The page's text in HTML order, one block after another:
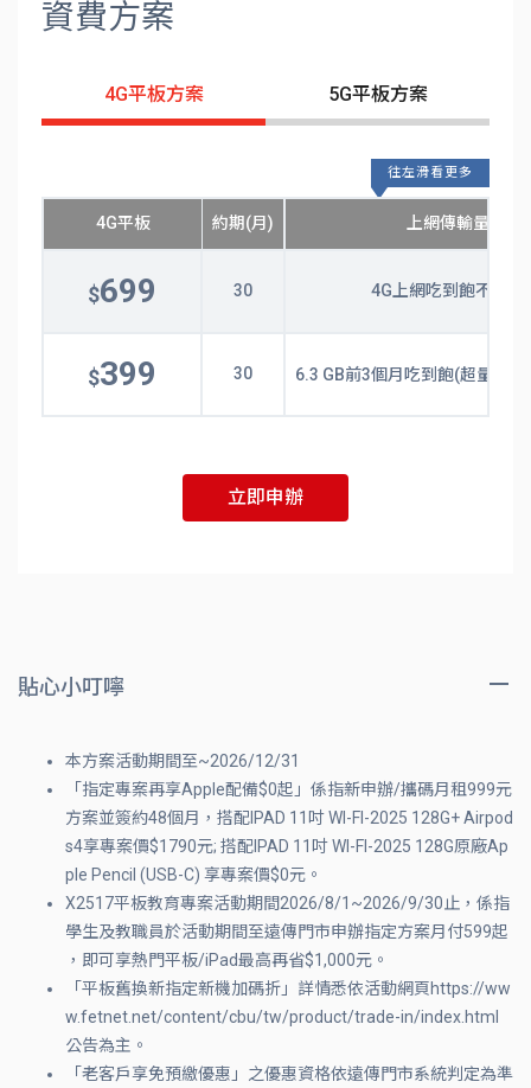
資費方案
4G平板方案 5G平板方案
往左滑看更多
4G平板
$699
$399
約期(月) 上網傳輸量
30 4G上網吃到飽不限速
30 6.3 GB前3個月吃到飽(超量後
立即申辦
貼心小叮嚀
本方案活動期間至~2026/12/31
「指定專案再享Apple配備$0起」係指新申辦/攜碼月租999元
方案並簽約48個月，搭配IPAD 11吋 WI-FI-2025 128G+ Airpod
s4享專案價$1790元; 搭配IPAD 11吋 WI-FI-2025 128G原廠Ap
ple Pencil (USB-C) 享專案價$0元。
X2517平板教育專案活動期間2026/8/1~2026/9/30止，係指
學生及教職員於活動期間至遠傳門市申辦指定方案月付599起
，即可享熱門平板/iPad最高再省$1,000元。
「平板舊換新指定新機加碼折」詳情悉依活動網頁https://ww
w.fetnet.net/content/cbu/tw/product/trade-in/index.html
公告為主。
「老客戶享免預繳優惠」之優惠資格依遠傳門市系統判定為準